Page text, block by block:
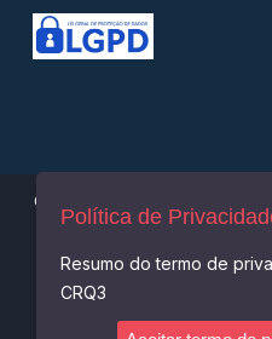
© 2023 Todos os
powered
Política de
Resumo do termo de
CRQ3